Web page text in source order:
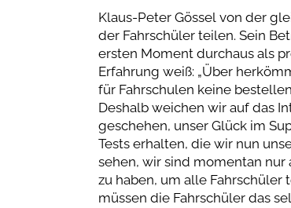
Klaus-Peter Gössel von der
der Fahrschüler teilen. Sein
ersten Moment durchaus als
Erfahrung weiß: „Über
für Fahrschulen keine
Deshalb weichen wir auf das
geschehen, unser Glück im
Tests erhalten, die wir nun
sehen, wir sind momentan nur
zu haben, um alle Fahrschüler
müssen die Fahrschüler das